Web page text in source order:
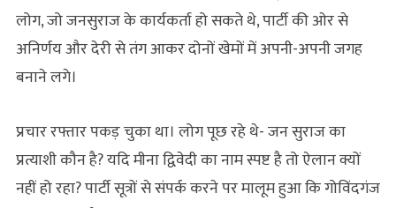
लोग, जो जनसुराज के कार्यकर्ता हो सकते थे, पार्टी की ओर से
अनिर्णय और देरी से तंग आकर दोनों खेमों में अपनी-अपनी जगह
बनाने लगे।
प्रचार रफ्तार पकड़ चुका था। लोग पूछ रहे थे- जन सुराज का
प्रत्याशी कौन है? यदि मीना द्विवेदी का नाम स्पष्ट है तो ऐलान क्यों
नहीं हो रहा? पार्टी सूत्रों से संपर्क करने पर मालूम हुआ कि गोविंदगंज